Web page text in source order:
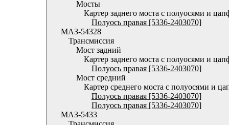
Мосты
Картер заднего моста с полуосями и
Полуось правая [5336-2403070]
МАЗ-54328
Трансмиссия
Мост задний
Картер заднего моста с полуосями и
Полуось правая [5336-2403070]
Мост средний
Картер среднего моста с полуосями и
Полуось правая [5336-2403070]
Полуось правая [5336-2403070]
МАЗ-5433